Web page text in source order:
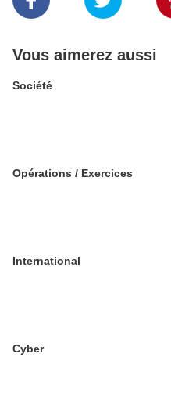
Vous aimerez aussi
Société
Opérations / Exercices
International
Cyber